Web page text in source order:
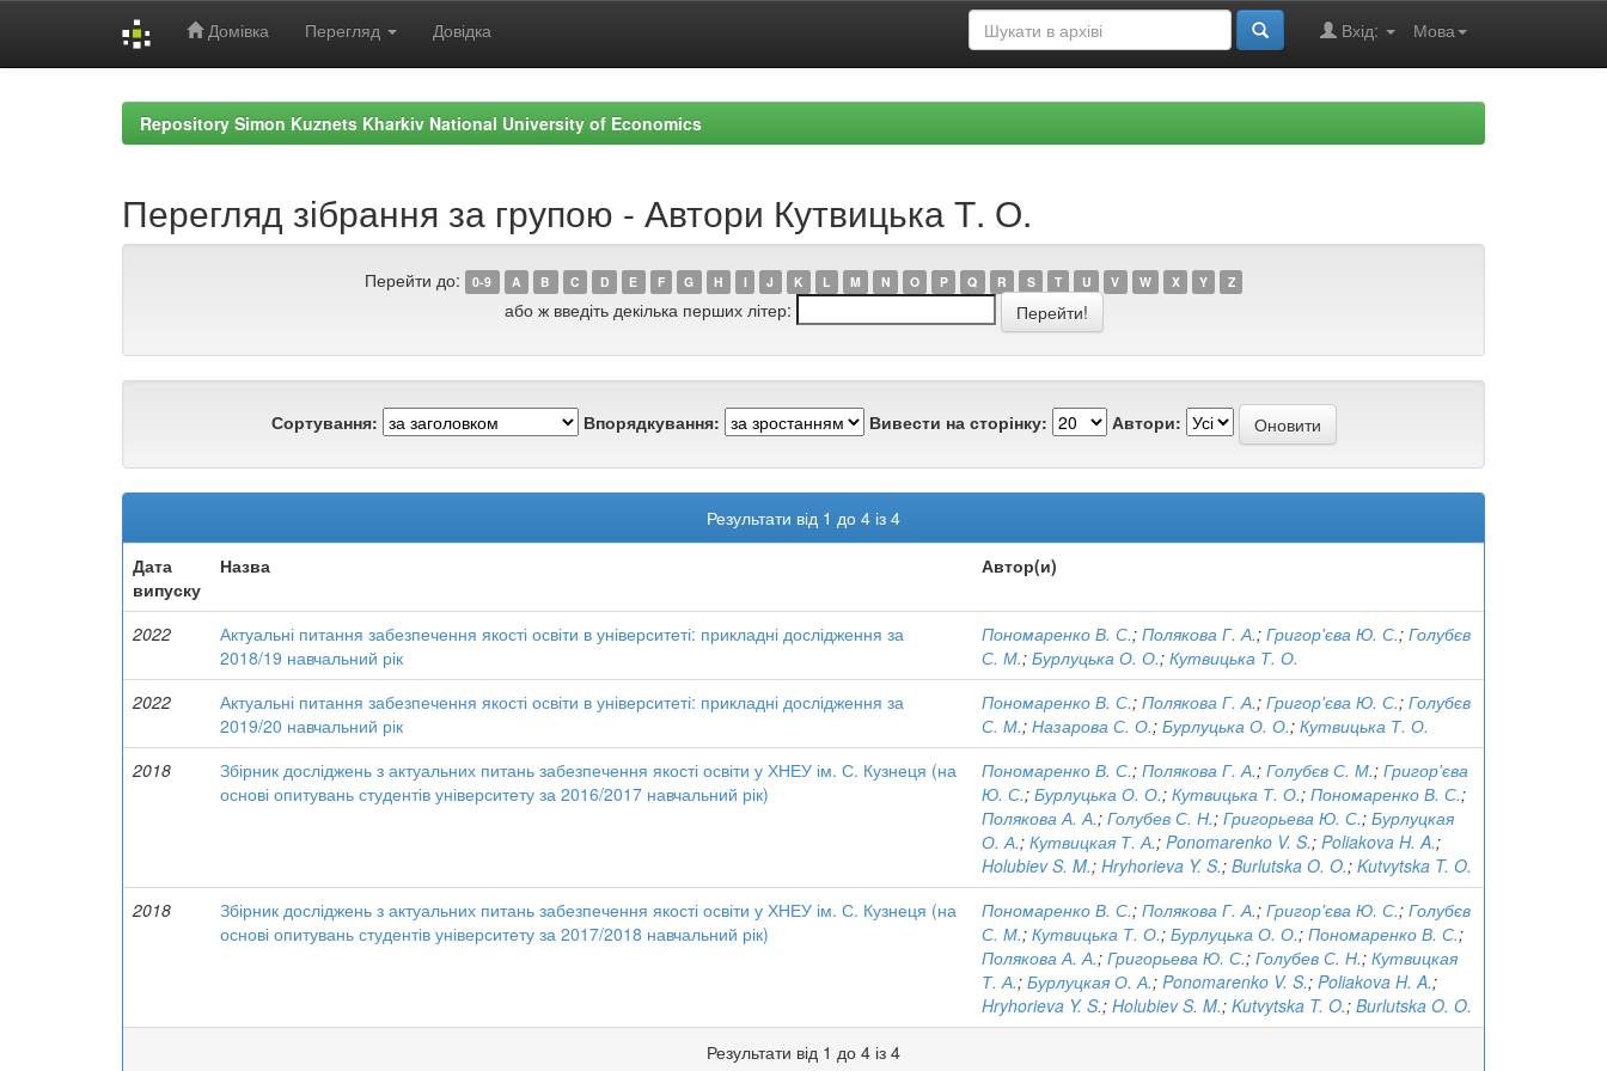
Домівка Перегляд Довідка Мова
Вхід:
Repository Simon Kuznets Kharkiv National University of Economics
Перегляд зібрання за групою - Автори Кутвицька Т. О.
Перейти до: 0-9 A B C D E F G H I J K L M N O P Q R S T U V W X Y Z
або ж введіть декілька перших літер:
Сортування: Впорядкування: Вивести на сторінку: Автори:
Результати від 1 до 4 із 4
Дата
випуску
Назва Автор(и)
2022
Актуальні питання забезпечення якості освіти в університеті: прикладні дослідження за
2018/19 навчальний рік
Пономаренко В. С.; Полякова Г. А.; Григор'єва Ю. С.; Голубєв
С. М.; Бурлуцька О. О.; Кутвицька Т. О.
2022
Актуальні питання забезпечення якості освіти в університеті: прикладні дослідження за
2019/20 навчальний рік
Пономаренко В. С.; Полякова Г. А.; Григор'єва Ю. С.; Голубєв
С. М.; Назарова С. О.; Бурлуцька О. О.; Кутвицька Т. О.
2018
Збірник досліджень з актуальних питань забезпечення якості освіти у ХНЕУ ім. С. Кузнеця (на
основі опитувань студентів університету за 2016/2017 навчальний рік)
Пономаренко В. С.; Полякова Г. А.; Голубєв С. М.; Григор'єва
Ю. С.; Бурлуцька О. О.; Кутвицька Т. О.; Пономаренко В. С.;
Полякова А. А.; Голубев С. Н.; Григорьева Ю. С.; Бурлуцкая
О. А.; Кутвицкая Т. А.; Ponomarenko V. S.; Poliakova H. A.;
Holubiev S. M.; Hryhorieva Y. S.; Burlutska O. O.; Kutvytska T. O.
2018
Збірник досліджень з актуальних питань забезпечення якості освіти у ХНЕУ ім. С. Кузнеця (на
основі опитувань студентів університету за 2017/2018 навчальний рік)
Пономаренко В. С.; Полякова Г. А.; Григор'єва Ю. С.; Голубєв
С. М.; Кутвицька Т. О.; Бурлуцька О. О.; Пономаренко В. С.;
Полякова А. А.; Григорьева Ю. С.; Голубев С. Н.; Кутвицкая
Т. А.; Бурлуцкая О. А.; Ponomarenko V. S.; Poliakova H. A.;
Hryhorieva Y. S.; Holubiev S. M.; Kutvytska T. O.; Burlutska O. O.
Результати від 1 до 4 із 4